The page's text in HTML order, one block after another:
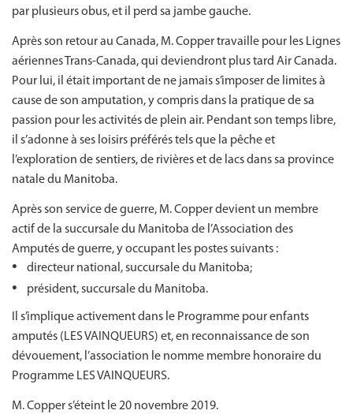
par plusieurs obus, et il perd sa jambe gauche.
Après son retour au Canada, M. Copper travaille pour les Lignes
aériennes Trans-Canada, qui deviendront plus tard Air Canada.
Pour lui, il était important de ne jamais s’imposer de limites à
cause de son amputation, y compris dans la pratique de sa
passion pour les activités de plein air. Pendant son temps libre,
il s’adonne à ses loisirs préférés tels que la pêche et
l’exploration de sentiers, de rivières et de lacs dans sa province
natale du Manitoba.
Après son service de guerre, M. Copper devient un membre
actif de la succursale du Manitoba de l’Association des
Amputés de guerre, y occupant les postes suivants :
directeur national, succursale du Manitoba;
président, succursale du Manitoba.
Il s’implique activement dans le Programme pour enfants
amputés (LES VAINQUEURS) et, en reconnaissance de son
dévouement, l’association le nomme membre honoraire du
Programme LES VAINQUEURS.
M. Copper s’éteint le 20 novembre 2019.